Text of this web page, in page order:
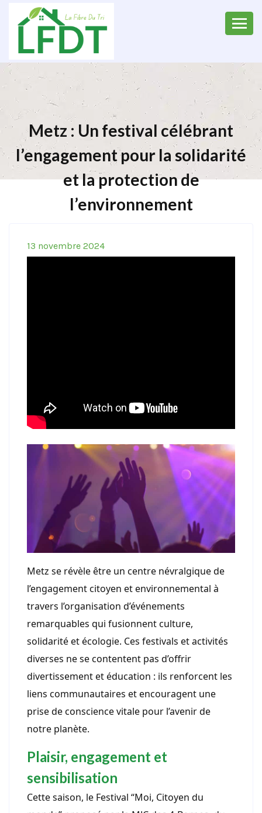
Metz : Un festival célébrant
l’engagement pour la solidarité
et la protection de
l’environnement
13 novembre 2024
Metz se révèle être un centre névralgique de
l’engagement citoyen et environnemental à
travers l’organisation d’événements
remarquables qui fusionnent culture,
solidarité et écologie. Ces festivals et activités
diverses ne se contentent pas d’offrir
divertissement et éducation : ils renforcent les
liens communautaires et encouragent une
prise de conscience vitale pour l’avenir de
notre planète.
Plaisir, engagement et
sensibilisation
Cette saison, le Festival “Moi, Citoyen du